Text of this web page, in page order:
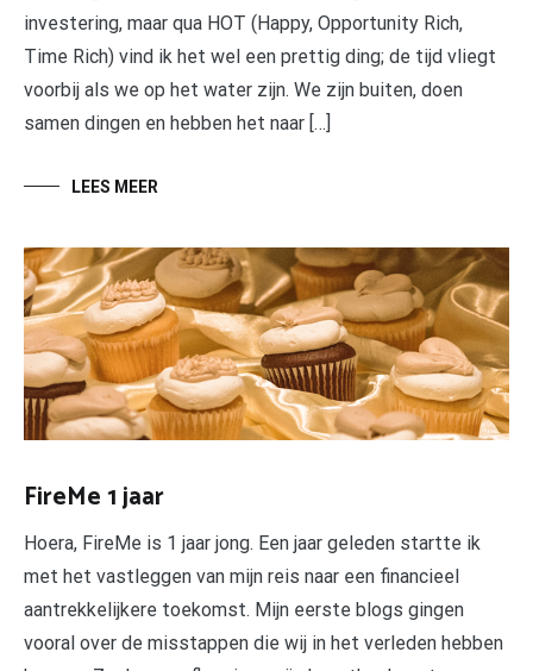
investering, maar qua HOT (Happy, Opportunity Rich,
Time Rich) vind ik het wel een prettig ding; de tijd vliegt
voorbij als we op het water zijn. We zijn buiten, doen
samen dingen en hebben het naar […]
LEES MEER
FireMe 1 jaar
Hoera, FireMe is 1 jaar jong. Een jaar geleden startte ik
met het vastleggen van mijn reis naar een financieel
aantrekkelijkere toekomst. Mijn eerste blogs gingen
vooral over de misstappen die wij in het verleden hebben